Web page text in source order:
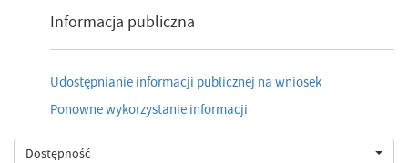
Informacja publiczna
Udostępnianie informacji publicznej na wniosek
Ponowne wykorzystanie informacji
Dostępność